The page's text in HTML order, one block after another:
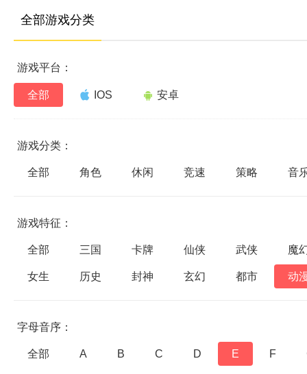
全部游戏分类
游戏平台：
全部 IOS 安卓
游戏分类：
全部 角色 休闲 竞速 策略 音
游戏特征：
全部 三国 卡牌 仙侠 武侠 魔
女生 历史 封神 玄幻 都市 动
字母音序：
全部 A B C D E F